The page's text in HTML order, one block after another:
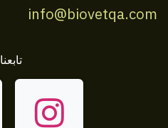
info@biovetqa.com
تابعنا